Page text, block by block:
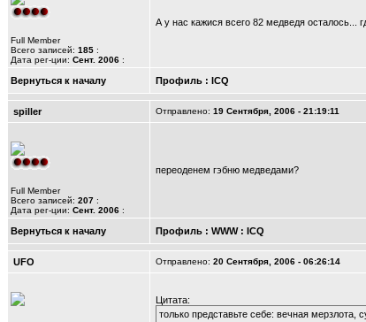
Full Member
Всего записей: 185 :
Дата рег-ции: Сент. 2006 :
А у нас кажися всего 82 медведя осталось...
Вернуться к началу Профиль : ICQ
spiller Отправлено: 19 Сентября, 2006 - 21:19:11
Full Member
Всего записей: 207 :
Дата рег-ции: Сент. 2006 :
переоденем гэбню медведами?
Вернуться к началу Профиль : WWW: ICQ
UFO Отправлено: 20 Сентября, 2006 - 06:26:14
Цитата:
только представьте себе: вечная мерзлота,